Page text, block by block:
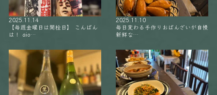
2025.11.14
【毎週金曜日は開栓日】 こんばん
は！ aio…
2025.11.10
毎日変わる手作りおばんざいが自慢
新鮮な…